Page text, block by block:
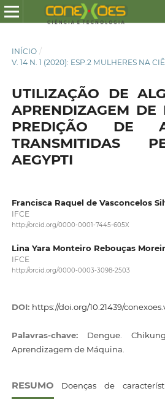
INÍCIO /
V. 14 N. 1 (2020): ESP.2 MULHERES NA
UTILIZAÇÃO DE
APRENDIZAGEM
PREDIÇÃO DE
TRANSMITIDAS
AEGYPTI
Francisca Raquel de Vasconcelos
IFCE
http://orcid.org/0000-0001-7445-605X
Lina Yara Monteiro Rebouças
IFCE
http://orcid.org/0000-0003-3098-2503
DOI: https://doi.org/10.21439/
Palavras-chave: Dengue.
Aprendizagem de Máquina.
RESUMO Doenças de